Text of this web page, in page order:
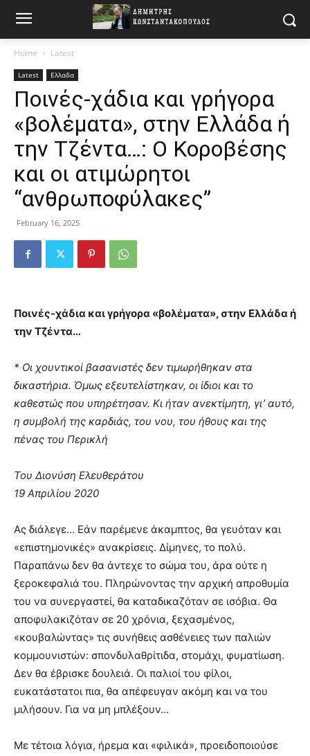
Home Latest
Latest Ελλαδα
Ποινές-χάδια και γρήγορα
«βολέματα», στην Ελλάδα ή
την Τζέντα…: Ο Κοροβέσης
και οι ατιμώρητοι
“ανθρωποφύλακες”
February 16, 2025
Ποινές-χάδια και γρήγορα «βολέματα», στην Ελλάδα ή
την Τζέντα…
* Οι χουντικοί βασανιστές δεν τιμωρήθηκαν στα
δικαστήρια. Όμως εξευτελίστηκαν, οι ίδιοι και το
καθεστώς που υπηρέτησαν. Κι ήταν ανεκτίμητη, γι’ αυτό,
η συμβολή της καρδιάς, του νου, του ήθους και της
πένας του Περικλή
Του Διονύση Ελευθεράτου
19 Απριλίου 2020
Ας διάλεγε… Εάν παρέμενε άκαμπτος, θα γευόταν και
«επιστημονικές» ανακρίσεις. Δίμηνες, το πολύ.
Παραπάνω δεν θα άντεχε το σώμα του, άρα ούτε η
ξεροκεφαλιά του. Πληρώνοντας την αρχική απροθυμία
του να συνεργαστεί, θα καταδικαζόταν σε ισόβια. Θα
αποφυλακιζόταν σε 20 χρόνια, ξεχασμένος,
«κουβαλώντας» τις συνήθεις ασθένειες των παλιών
κομμουνιστών: σπονδυλαθρίτιδα, στομάχι, φυματίωση.
Δεν θα έβρισκε δουλειά. Οι παλιοί του φίλοι,
ευκατάστατοι πια, θα απέφευγαν ακόμη και να του
μιλήσουν. Για να μη μπλέξουν…
Με τέτοια λόγια, ήρεμα και «φιλικά», προειδοποιούσε